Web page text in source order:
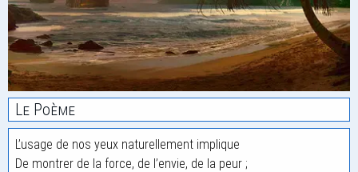
Le Poème
L’usage de nos yeux naturellement implique
De montrer de la force, de l’envie, de la peur ;